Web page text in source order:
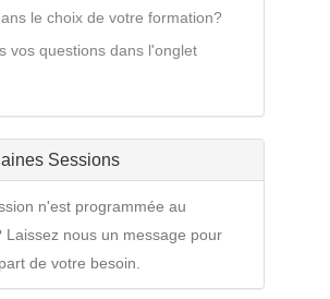
le choix de votre formation?
vos questions dans l'onglet
Sessions
n'est programmée au
Laissez nous un message pour
de votre besoin.